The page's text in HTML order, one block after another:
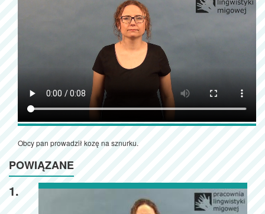
Obcy pan prowadził kozę na sznurku.
POWIĄZANE
1.